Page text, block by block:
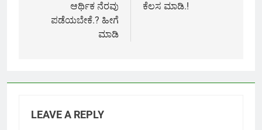
ಆರ್ಥಿಕ ನೆರವು
ಪಡೆಯಬೇಕೆ.? ಹೀಗೆ
ಮಾಡಿ
ಕೆಲಸ ಮಾಡಿ.!
LEAVE A REPLY